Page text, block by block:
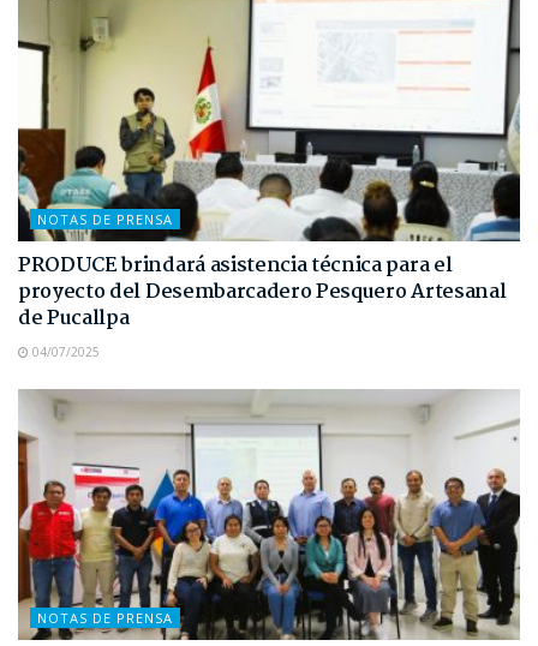
NOTAS DE PRENSA
PRODUCE brindará asistencia técnica para el
proyecto del Desembarcadero Pesquero Artesanal
de Pucallpa
04/07/2025
NOTAS DE PRENSA